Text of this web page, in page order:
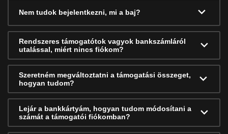
Nem tudok bejelentkezni, mi a baj?
Rendszeres támogatótok vagyok bankszámláról
utalással, miért nincs fiókom?
Szeretném megváltoztatni a támogatási összeget,
hogyan tudom?
Lejár a bankkártyám, hogyan tudom módosítani a
számát a támogatói fiókomban?